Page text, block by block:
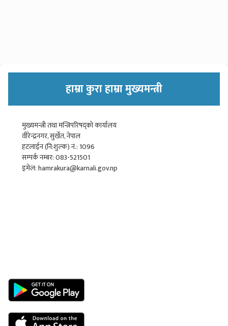
हाम्रा कुरा हाम्रा मुख्यमन्त्री
मुख्यमन्त्री तथा मन्त्रिपरिषद्को कार्यालय
वीरेन्द्रनगर, सुर्खेत, नेपाल
हटलाईन (नि:शुल्क) नं.: 1096
सम्पर्क नम्बर: 083-521501
इमेल: hamrakura@karnali.gov.np